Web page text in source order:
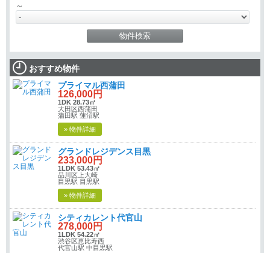
～
おすすめ物件
プライマル西蒲田
126,000円
1DK 28.73㎡
大田区西蒲田
蒲田駅 蓮沼駅
» 物件詳細
グランドレジデンス目黒
233,000円
1LDK 53.43㎡
品川区上大崎
目黒駅 目黒駅
» 物件詳細
シティカレント代官山
278,000円
1LDK 54.22㎡
渋谷区恵比寿西
代官山駅 中目黒駅